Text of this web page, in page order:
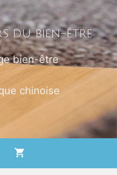
du bien-être
bien-être
chinoise